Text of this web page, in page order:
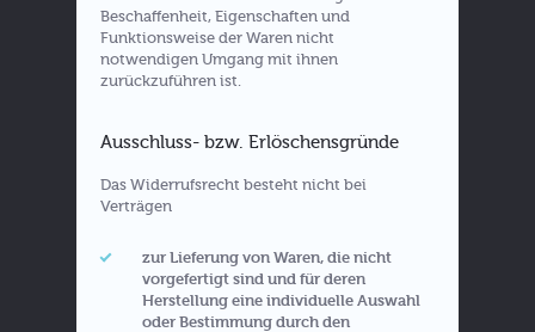
Beschaffenheit, Eigenschaften und
Funktionsweise der Waren nicht
notwendigen Umgang mit ihnen
zurückzuführen ist.
Ausschluss- bzw. Erlöschensgründe
Das Widerrufsrecht besteht nicht bei
Verträgen
zur Lieferung von Waren, die nicht
vorgefertigt sind und für deren
Herstellung eine individuelle Auswahl
oder Bestimmung durch den